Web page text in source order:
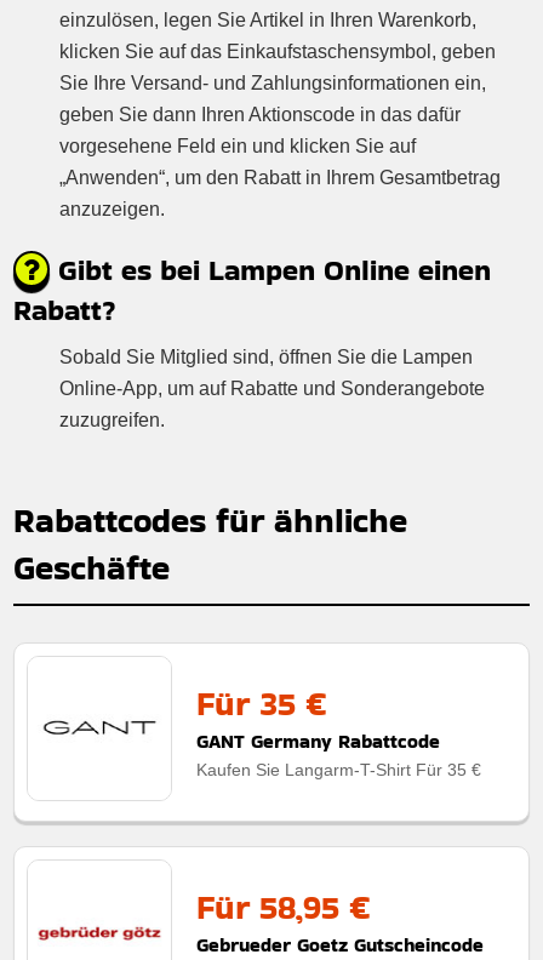
einzulösen, legen Sie Artikel in Ihren Warenkorb,
klicken Sie auf das Einkaufstaschensymbol, geben
Sie Ihre Versand- und Zahlungsinformationen ein,
geben Sie dann Ihren Aktionscode in das dafür
vorgesehene Feld ein und klicken Sie auf
„Anwenden“, um den Rabatt in Ihrem Gesamtbetrag
anzuzeigen.
Gibt es bei Lampen Online einen
Rabatt?
Sobald Sie Mitglied sind, öffnen Sie die Lampen
Online-App, um auf Rabatte und Sonderangebote
zuzugreifen.
Rabattcodes für ähnliche
Geschäfte
Für 35 €
GANT Germany Rabattcode
Kaufen Sie Langarm-T-Shirt Für 35 €
Für 58,95 €
Gebrueder Goetz Gutscheincode